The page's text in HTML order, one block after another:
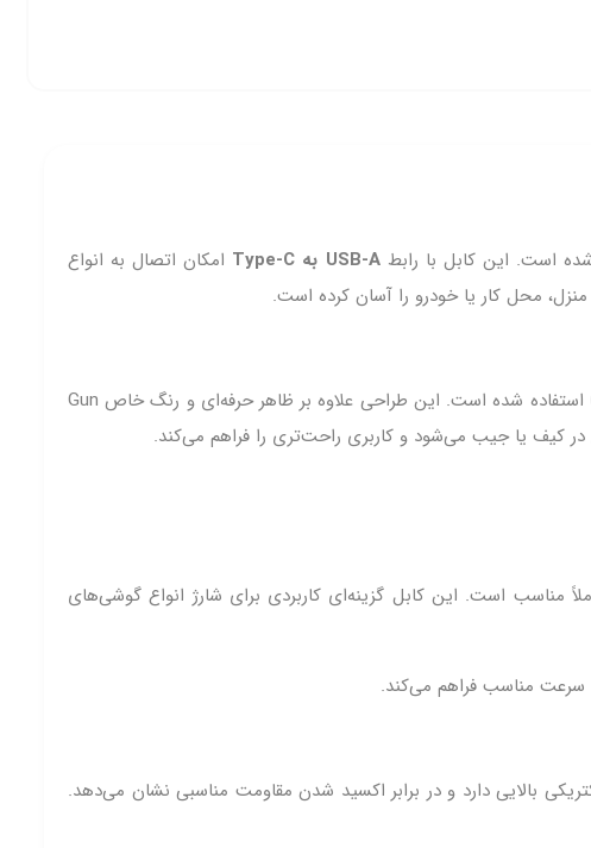
USB-A به Type‑C
امکان اتصال به انواع
استفاده شده است. این طراحی علاوه بر ظاهر حرفه‌ای و رنگ خاص Gun
در کیف یا جیب می‌شود و کاربری راحت‌تری را فراهم می‌کند.
مناسب است. این کابل گزینه‌ای کاربردی برای شارژ انواع گوشی‌های
سرعت مناسب فراهم می‌کند.
بالایی دارد و در برابر اکسید شدن مقاومت مناسبی نشان می‌دهد.